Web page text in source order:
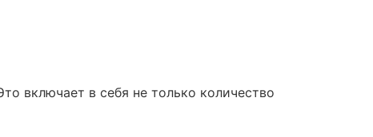
включает в себя не только количество